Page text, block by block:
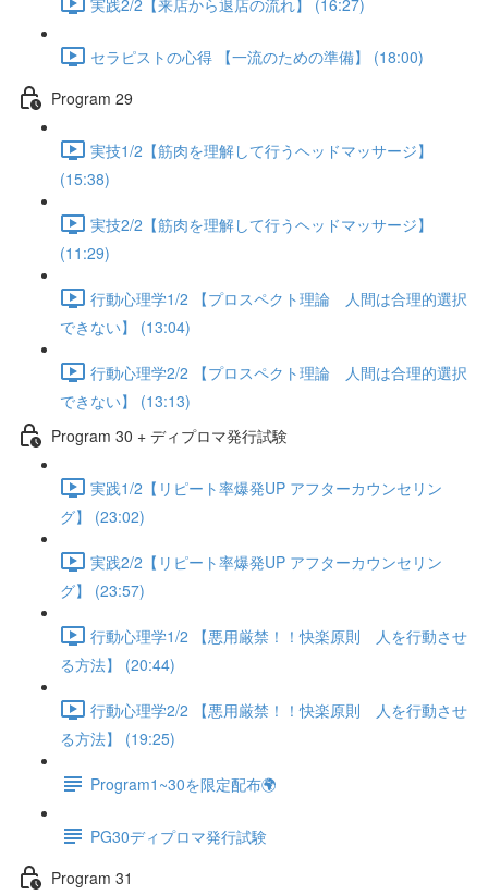
セラピストの心得 【一流のための準備】 (18:00)
Program 29
実技1/2【筋肉を理解して行うヘッドマッサージ】
(15:38)
実技2/2【筋肉を理解して行うヘッドマッサージ】
(11:29)
行動心理学1/2 【プロスペクト理論 人間は合理的選択
できない】 (13:04)
行動心理学2/2 【プロスペクト理論 人間は合理的選択
できない】 (13:13)
Program 30 + ディプロマ発行試験
実践1/2【リピート率爆発UP アフターカウンセリン
グ】 (23:02)
実践2/2【リピート率爆発UP アフターカウンセリン
グ】 (23:57)
行動心理学1/2 【悪用厳禁！！快楽原則 人を行動させ
る方法】 (20:44)
行動心理学2/2 【悪用厳禁！！快楽原則 人を行動させ
る方法】 (19:25)
Program1~30を限定配布🌍
PG30ディプロマ発行試験
Program 31